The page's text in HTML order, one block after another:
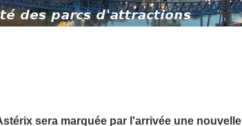
sera marquée par l'arrivée une nouvelle